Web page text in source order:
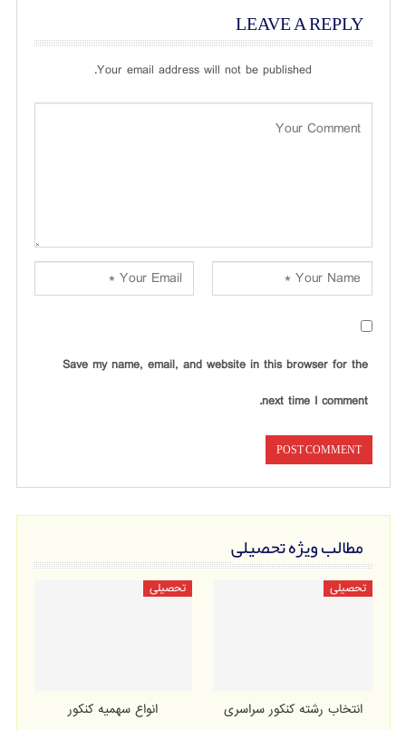
LEAVE A REPLY
Your email address will not be published.
Save my name, email, and website in this browser for the
next time I comment.
مطالب ویژه تحصیلی
تحصیلی
انتخاب رشته کنکور سراسری
تحصیلی
انواع سهمیه کنکور